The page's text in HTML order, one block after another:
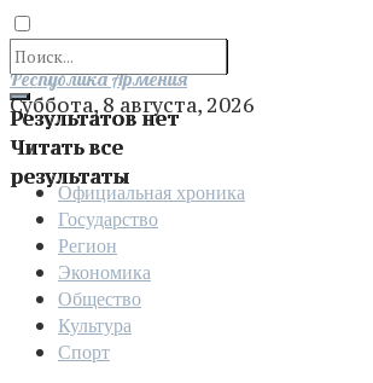
Результатов нет
Читать все
результаты
Отправить
Республика Армения
Суббота, 8 августа, 2026
Официальная хроника
Государство
Регион
Экономика
Общество
Культура
Спорт